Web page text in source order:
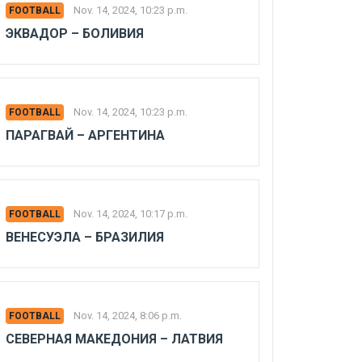
FOOTBALL Nov. 14, 2024, 10:23 p.m.
ЭКВАДОР – БОЛИВИЯ
FOOTBALL Nov. 14, 2024, 10:23 p.m.
ПАРАГВАЙ – АРГЕНТИНА
FOOTBALL Nov. 14, 2024, 10:17 p.m.
ВЕНЕСУЭЛА – БРАЗИЛИЯ
FOOTBALL Nov. 14, 2024, 8:06 p.m.
СЕВЕРНАЯ МАКЕДОНИЯ – ЛАТВИЯ